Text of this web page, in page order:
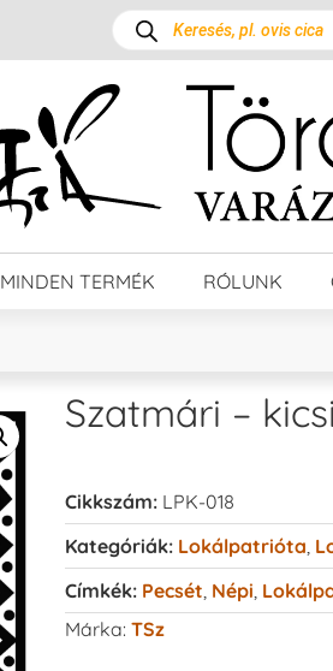
MINDEN TERMÉK RÓLUNK
Szatmári – kicsi
Cikkszám: LPK-018
Kategóriák: Lokálpatrióta
Címkék: Pecsét Népi
Márka: TSz